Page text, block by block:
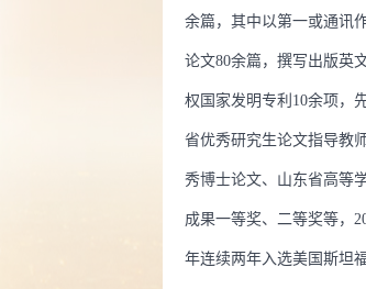
荣誉当选： 2007年山东高等学校优秀科研
誉当选： 2006年山东高等学校优秀科研成
余篇，其中以第一或通讯
论文80余篇，撰写出版英
权国家发明专利10余项，
省优秀研究生论文指导教
秀博士论文、山东省高等
成果一等奖、二等奖等，
年连续两年入选美国斯坦